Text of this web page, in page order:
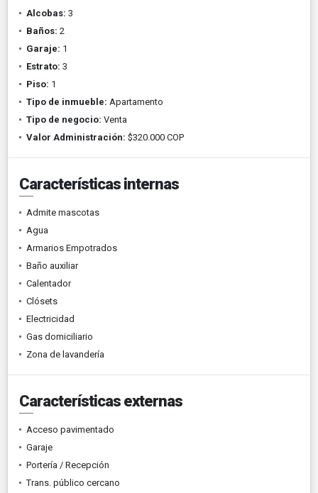
Alcobas: 3
Baños: 2
Garaje: 1
Estrato: 3
Piso: 1
Tipo de inmueble: Apartamento
Tipo de negocio: Venta
Valor Administración: $320.000 COP
Características internas
Admite mascotas
Agua
Armarios Empotrados
Baño auxiliar
Calentador
Clósets
Electricidad
Gas domiciliario
Zona de lavandería
Características externas
Acceso pavimentado
Garaje
Portería / Recepción
Trans. público cercano